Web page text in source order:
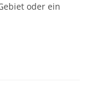
oder ein